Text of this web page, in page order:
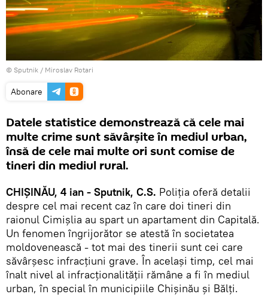
© Sputnik / Miroslav Rotari
Abonare
Datele statistice demonstrează că cele mai
multe crime sunt săvârșite în mediul urban,
însă de cele mai multe ori sunt comise de
tineri din mediul rural.
CHIȘINĂU, 4 ian - Sputnik, C.S. Poliția oferă detalii
despre cel mai recent caz în care doi tineri din
raionul Cimișlia au spart un apartament din Capitală.
Un fenomen îngrijorător se atestă în societatea
moldovenească - tot mai des tinerii sunt cei care
săvârșesc infracțiuni grave. În același timp, cel mai
înalt nivel al infracționalității rămâne a fi în mediul
urban, în special în municipiile Chișinău și Bălți.